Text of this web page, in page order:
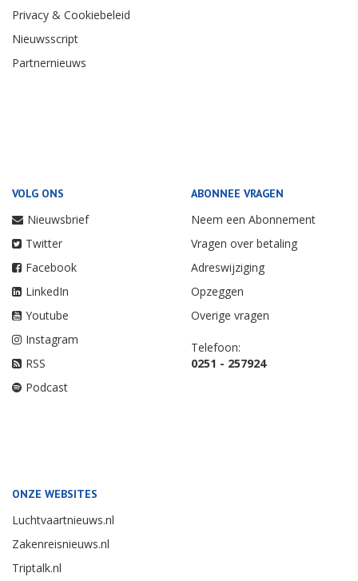
Privacy & Cookiebeleid
Nieuwsscript
Partnernieuws
VOLG ONS
Nieuwsbrief
Twitter
Facebook
LinkedIn
Youtube
Instagram
RSS
Podcast
ABONNEE VRAGEN
Neem een Abonnement
Vragen over betaling
Adreswijziging
Opzeggen
Overige vragen
Telefoon:
0251 - 257924
ONZE WEBSITES
Luchtvaartnieuws.nl
Zakenreisnieuws.nl
Triptalk.nl